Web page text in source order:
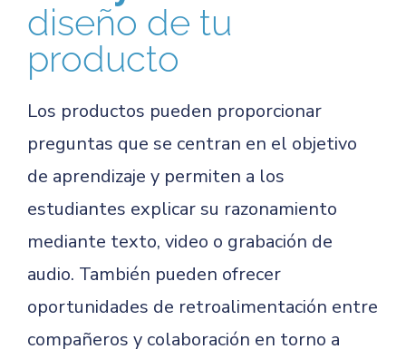
diseño de tu
producto
Los productos pueden proporcionar
preguntas que se centran en el objetivo
de aprendizaje y permiten a los
estudiantes explicar su razonamiento
mediante texto, video o grabación de
audio. También pueden ofrecer
oportunidades de retroalimentación entre
compañeros y colaboración en torno a